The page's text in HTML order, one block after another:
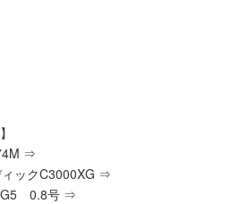
⇒
ィックC3000XG ⇒
G5 0.8号 ⇒